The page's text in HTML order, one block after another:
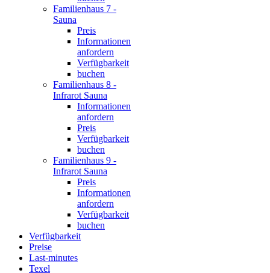
Familienhaus 7 -
Sauna
Preis
Informationen
anfordern
Verfügbarkeit
buchen
Familienhaus 8 -
Infrarot Sauna
Informationen
anfordern
Preis
Verfügbarkeit
buchen
Familienhaus 9 -
Infrarot Sauna
Preis
Informationen
anfordern
Verfügbarkeit
buchen
Verfügbarkeit
Preise
Last-minutes
Texel